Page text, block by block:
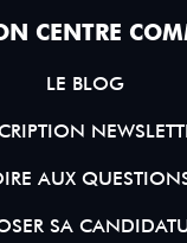
CENTRE
LE BLOG
AUX
SA